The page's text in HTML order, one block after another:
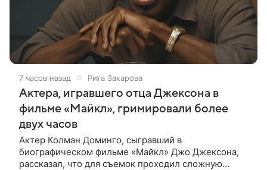
7 часов назад Рита Захарова
Актера, игравшего отца Джексона в
фильме «Майкл», гримировали более
двух часов
Актер Колман Доминго, сыгравший в
биографическом фильме «Майкл» Джо Джексона,
рассказал, что для съемок проходил сложную